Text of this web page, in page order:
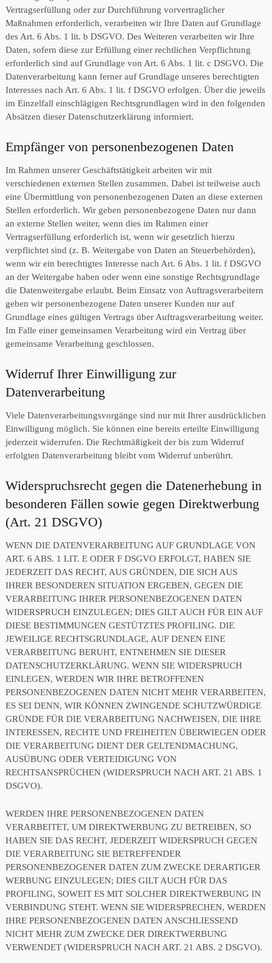
Vertragserfüllung oder zur Durchführung vorvertraglicher
Maßnahmen erforderlich, verarbeiten wir Ihre Daten auf Grundlage
des Art. 6 Abs. 1 lit. b DSGVO. Des Weiteren verarbeiten wir Ihre
Daten, sofern diese zur Erfüllung einer rechtlichen Verpflichtung
erforderlich sind auf Grundlage von Art. 6 Abs. 1 lit. c DSGVO. Die
Datenverarbeitung kann ferner auf Grundlage unseres berechtigten
Interesses nach Art. 6 Abs. 1 lit. f DSGVO erfolgen. Über die jeweils
im Einzelfall einschlägigen Rechtsgrundlagen wird in den folgenden
Absätzen dieser Datenschutzerklärung informiert.
Empfänger von personenbezogenen Daten
Im Rahmen unserer Geschäftstätigkeit arbeiten wir mit
verschiedenen externen Stellen zusammen. Dabei ist teilweise auch
eine Übermittlung von personenbezogenen Daten an diese externen
Stellen erforderlich. Wir geben personenbezogene Daten nur dann
an externe Stellen weiter, wenn dies im Rahmen einer
Vertragserfüllung erforderlich ist, wenn wir gesetzlich hierzu
verpflichtet sind (z. B. Weitergabe von Daten an Steuerbehörden),
wenn wir ein berechtigtes Interesse nach Art. 6 Abs. 1 lit. f DSGVO
an der Weitergabe haben oder wenn eine sonstige Rechtsgrundlage
die Datenweitergabe erlaubt. Beim Einsatz von Auftragsverarbeitern
geben wir personenbezogene Daten unserer Kunden nur auf
Grundlage eines gültigen Vertrags über Auftragsverarbeitung weiter.
Im Falle einer gemeinsamen Verarbeitung wird ein Vertrag über
gemeinsame Verarbeitung geschlossen.
Widerruf Ihrer Einwilligung zur
Datenverarbeitung
Viele Datenverarbeitungsvorgänge sind nur mit Ihrer ausdrücklichen
Einwilligung möglich. Sie können eine bereits erteilte Einwilligung
jederzeit widerrufen. Die Rechtmäßigkeit der bis zum Widerruf
erfolgten Datenverarbeitung bleibt vom Widerruf unberührt.
Widerspruchsrecht gegen die Datenerhebung in
besonderen Fällen sowie gegen Direktwerbung
(Art. 21 DSGVO)
WENN DIE DATENVERARBEITUNG AUF GRUNDLAGE VON
ART. 6 ABS. 1 LIT. E ODER F DSGVO ERFOLGT, HABEN SIE
JEDERZEIT DAS RECHT, AUS GRÜNDEN, DIE SICH AUS
IHRER BESONDEREN SITUATION ERGEBEN, GEGEN DIE
VERARBEITUNG IHRER PERSONENBEZOGENEN DATEN
WIDERSPRUCH EINZULEGEN; DIES GILT AUCH FÜR EIN AUF
DIESE BESTIMMUNGEN GESTÜTZTES PROFILING. DIE
JEWEILIGE RECHTSGRUNDLAGE, AUF DENEN EINE
VERARBEITUNG BERUHT, ENTNEHMEN SIE DIESER
DATENSCHUTZERKLÄRUNG. WENN SIE WIDERSPRUCH
EINLEGEN, WERDEN WIR IHRE BETROFFENEN
PERSONENBEZOGENEN DATEN NICHT MEHR VERARBEITEN,
ES SEI DENN, WIR KÖNNEN ZWINGENDE SCHUTZWÜRDIGE
GRÜNDE FÜR DIE VERARBEITUNG NACHWEISEN, DIE IHRE
INTERESSEN, RECHTE UND FREIHEITEN ÜBERWIEGEN ODER
DIE VERARBEITUNG DIENT DER GELTENDMACHUNG,
AUSÜBUNG ODER VERTEIDIGUNG VON
RECHTSANSPRÜCHEN (WIDERSPRUCH NACH ART. 21 ABS. 1
DSGVO).
WERDEN IHRE PERSONENBEZOGENEN DATEN
VERARBEITET, UM DIREKTWERBUNG ZU BETREIBEN, SO
HABEN SIE DAS RECHT, JEDERZEIT WIDERSPRUCH GEGEN
DIE VERARBEITUNG SIE BETREFFENDER
PERSONENBEZOGENER DATEN ZUM ZWECKE DERARTIGER
WERBUNG EINZULEGEN; DIES GILT AUCH FÜR DAS
PROFILING, SOWEIT ES MIT SOLCHER DIREKTWERBUNG IN
VERBINDUNG STEHT. WENN SIE WIDERSPRECHEN, WERDEN
IHRE PERSONENBEZOGENEN DATEN ANSCHLIESSEND
NICHT MEHR ZUM ZWECKE DER DIREKTWERBUNG
VERWENDET (WIDERSPRUCH NACH ART. 21 ABS. 2 DSGVO).